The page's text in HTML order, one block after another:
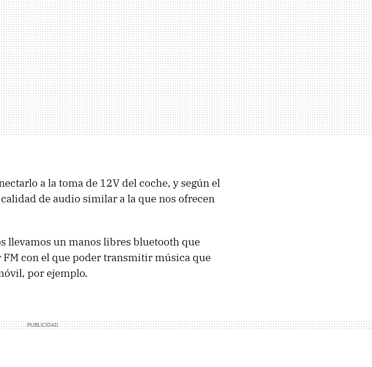
a la toma de 12V del coche, y según el
de audio similar a la que nos ofrecen
llevamos un manos libres bluetooth que
con el que poder transmitir música que
por ejemplo.